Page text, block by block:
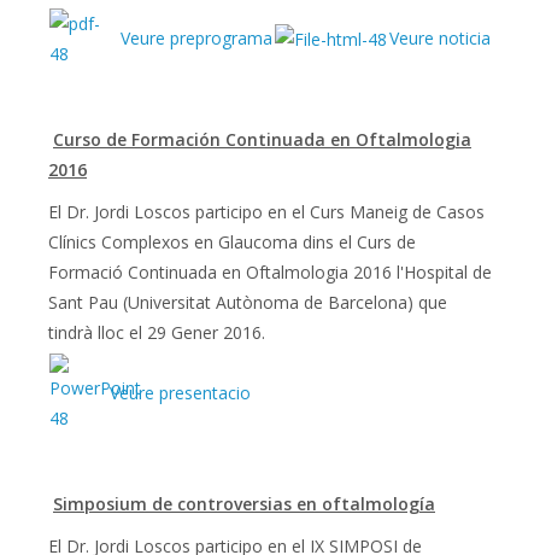
Veure preprograma Veure noticia
Curso de Formación Continuada en Oftalmologia
2016
El Dr. Jordi Loscos participo en el Curs Maneig de Casos
Clínics Complexos en Glaucoma dins el Curs de
Formació Continuada en Oftalmologia 2016 l'Hospital de
Sant Pau (Universitat Autònoma de Barcelona) que
tindrà lloc el 29 Gener 2016.
Veure presentacio
Simposium de controversias en oftalmología
El Dr. Jordi Loscos participo en el IX SIMPOSI de